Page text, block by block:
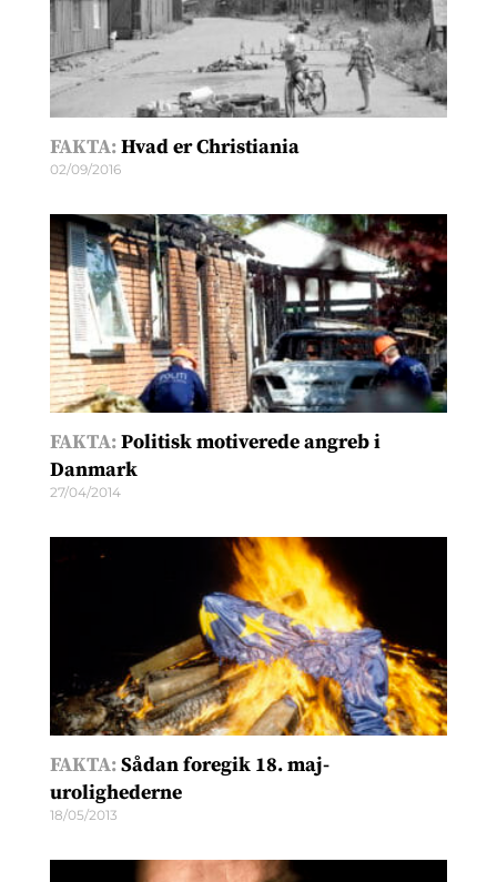
FAKTA:Hvad er Christiania
02/09/2016
FAKTA:Politisk motiverede angreb i
Danmark
27/04/2014
FAKTA:Sådan foregik 18. maj-
urolighederne
18/05/2013